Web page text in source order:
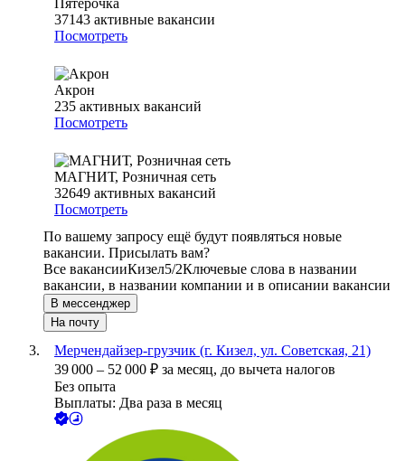
Пятёрочка
37143 активные вакансии
Посмотреть
Акрон
235 активных вакансий
Посмотреть
МАГНИТ, Розничная сеть
32649 активных вакансий
Посмотреть
По вашему запросу ещё будут появляться новые
вакансии. Присылать вам?
Все вакансииКизел5/2Ключевые слова в названии
вакансии, в названии компании и в описании вакансии
В мессенджер
На почту
Мерчендайзер-грузчик (г. Кизел, ул. Советская, 21)
39 000 – 52 000 ₽ за месяц, до вычета налогов
Без опыта
Выплаты: Два раза в месяц